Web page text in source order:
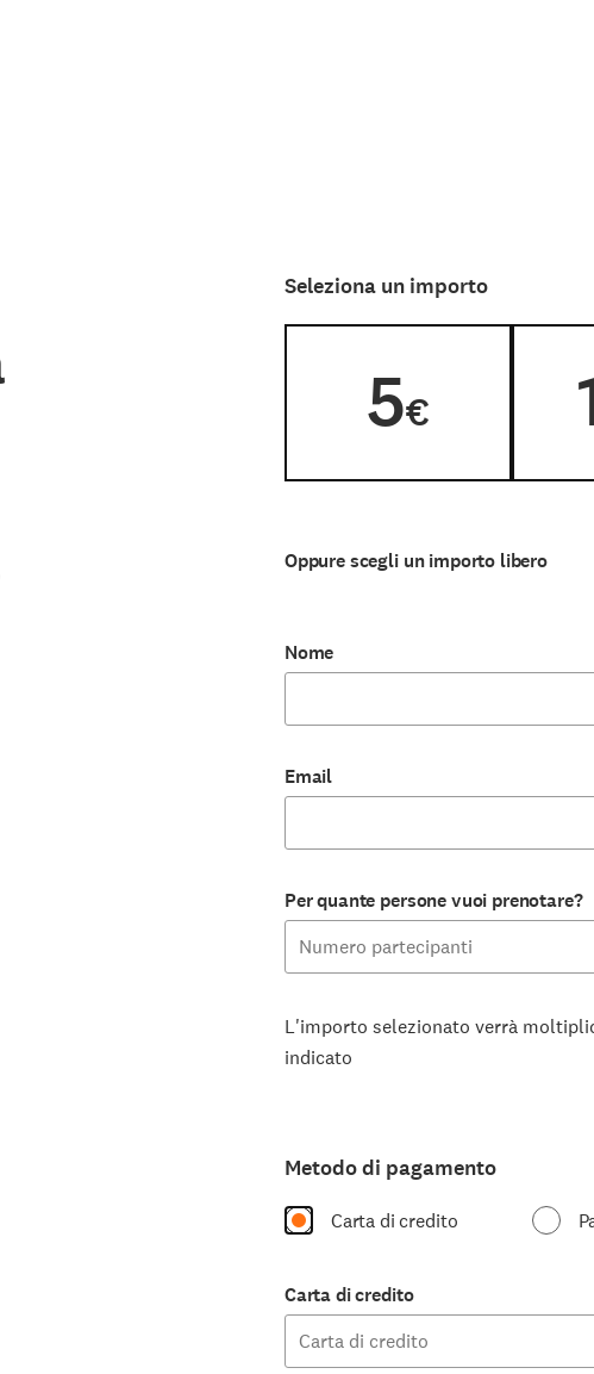
Seleziona un importo
5€
Oppure scegli un importo libero
Nome
Email
Per quante persone vuoi prenotare?
L'importo selezionato verrà
indicato
Metodo di pagamento
Carta di credito
Carta di credito